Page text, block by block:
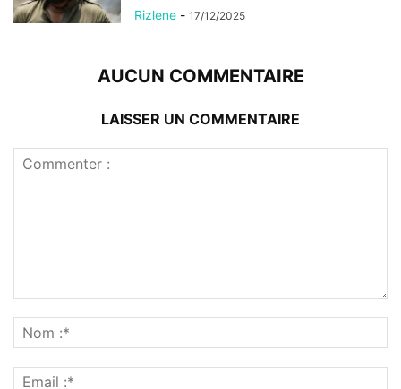
Rizlene - 17/12/2025
AUCUN COMMENTAIRE
LAISSER UN COMMENTAIRE